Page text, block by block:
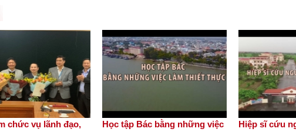
chức vụ lãnh đạo,
Học tập Bác bằng những việc
Hiệp sĩ cứu